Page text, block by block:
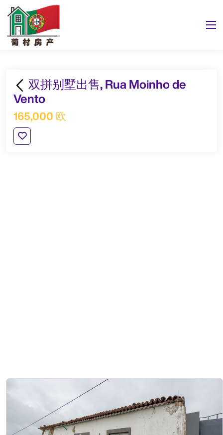
双拼别墅出售, Rua Moinho de
Vento
165,000 欧